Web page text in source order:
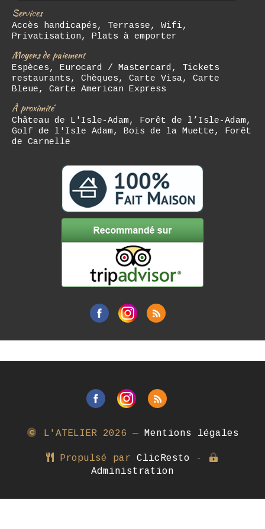
Services
Accès handicapés, Terrasse, Wifi,
Privatisation, Plats à emporter
Moyens de paiement
Espèces, Eurocard / Mastercard, Tickets
restaurants, Chèques, Carte Visa, Carte
Bleue, Carte American Express
À proximité
Château de L'Isle-Adam, Forêt de l’Isle-Adam,
Golf de l'Isle Adam, Bois de la Muette, Forêt
de Carnelle
L'ATELIER 2026 — Mentions légales
Propulsé par ClicResto -
Administration